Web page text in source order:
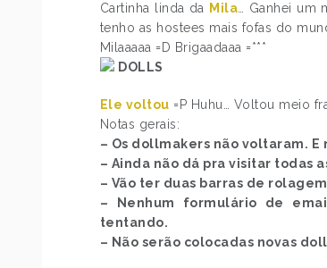
Cartinha linda da Mila … Ganhei
tenho as hostees mais fofas do
Milaaaaa =D Brigaadaaa =***
DOLLS
Ele voltou =P Huhu… Voltou meio
Notas gerais:
– Os dollmakers não voltaram.
– Ainda não dá pra visitar todas
– Vão ter duas barras de
– Nenhum formulário de
tentando.
– Não serão colocadas novas
HE-MAN, FACUL E
PRESENTES